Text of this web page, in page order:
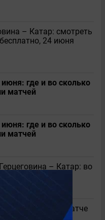
– Катар: смотреть
24 июня
где и во сколько
матчей
где и во сколько
матчей
– Катар: во
июня 2026
кто победит в матче